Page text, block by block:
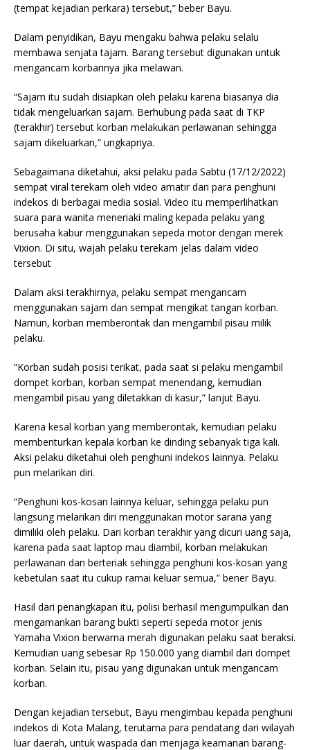
(tempat kejadian perkara) tersebut,” beber Bayu.
Dalam penyidikan, Bayu mengaku bahwa pelaku selalu
membawa senjata tajam. Barang tersebut digunakan untuk
mengancam korbannya jika melawan.
“Sajam itu sudah disiapkan oleh pelaku karena biasanya dia
tidak mengeluarkan sajam. Berhubung pada saat di TKP
(terakhir) tersebut korban melakukan perlawanan sehingga
sajam dikeluarkan,” ungkapnya.
Sebagaimana diketahui, aksi pelaku pada Sabtu (17/12/2022)
sempat viral terekam oleh video amatir dari para penghuni
indekos di berbagai media sosial. Video itu memperlihatkan
suara para wanita meneriaki maling kepada pelaku yang
berusaha kabur menggunakan sepeda motor dengan merek
Vixion. Di situ, wajah pelaku terekam jelas dalam video
tersebut
Dalam aksi terakhirnya, pelaku sempat mengancam
menggunakan sajam dan sempat mengikat tangan korban.
Namun, korban memberontak dan mengambil pisau milik
pelaku.
“Korban sudah posisi terikat, pada saat si pelaku mengambil
dompet korban, korban sempat menendang, kemudian
mengambil pisau yang diletakkan di kasur,” lanjut Bayu.
Karena kesal korban yang memberontak, kemudian pelaku
membenturkan kepala korban ke dinding sebanyak tiga kali.
Aksi pelaku diketahui oleh penghuni indekos lainnya. Pelaku
pun melarikan diri.
“Penghuni kos-kosan lainnya keluar, sehingga pelaku pun
langsung melarikan diri menggunakan motor sarana yang
dimiliki oleh pelaku. Dari korban terakhir yang dicuri uang saja,
karena pada saat laptop mau diambil, korban melakukan
perlawanan dan berteriak sehingga penghuni kos-kosan yang
kebetulan saat itu cukup ramai keluar semua,” bener Bayu.
Hasil dari penangkapan itu, polisi berhasil mengumpulkan dan
mengamankan barang bukti seperti sepeda motor jenis
Yamaha Vixion berwarna merah digunakan pelaku saat beraksi.
Kemudian uang sebesar Rp 150.000 yang diambil dari dompet
korban. Selain itu, pisau yang digunakan untuk mengancam
korban.
Dengan kejadian tersebut, Bayu mengimbau kepada penghuni
indekos di Kota Malang, terutama para pendatang dari wilayah
luar daerah, untuk waspada dan menjaga keamanan barang-